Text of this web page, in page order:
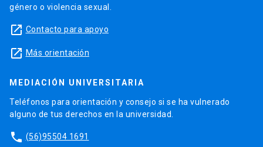
género o violencia sexual.
launch Contacto para apoyo
launch Más orientación
MEDIACIÓN UNIVERSITARIA
Teléfonos para orientación y consejo si se ha vulnerado
alguno de tus derechos en la universidad.
phone (56)95504 1691